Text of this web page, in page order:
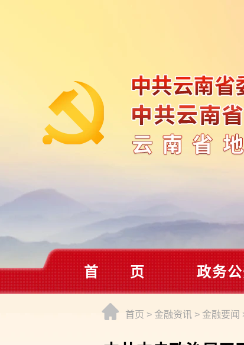
首 页 政务
首页 > 金融资讯 > 金融要闻